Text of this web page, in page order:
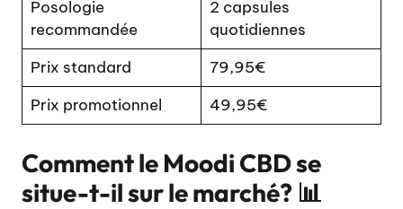
Posologie
recommandée
2 capsules
quotidiennes
Prix standard
79,95€
Prix promotionnel
49,95€
Comment le Moodi CBD se
situe-t-il sur le marché? 📊